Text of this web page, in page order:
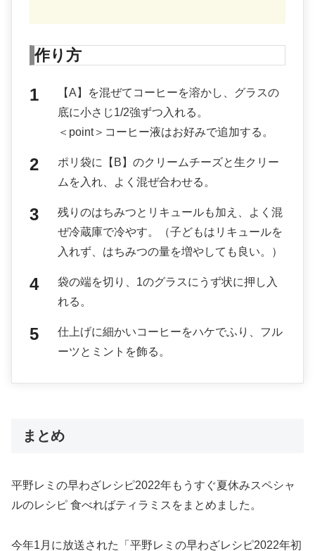
作り方
【A】を混ぜてコーヒーを溶かし、グラスの
底に小さじ1/2強ずつ入れる。
＜point＞コーヒー液はお好みで追加する。
ポリ袋に【B】のクリームチーズと生クリー
ムを入れ、よく混ぜ合わせる。
残りのはちみつとリキュールも加え、よく混
ぜ冷蔵庫で冷やす。（子どもはリキュールを
入れず、はちみつの量を増やしても良い。）
袋の端を切り、1のグラスにうず状に押し入
れる。
仕上げに細かいコーヒーをハケでふり、フル
ーツとミントを飾る。
まとめ
平野レミの早わざレシピ2022年もうすぐ夏休みスペシャ
ルのレシピ 食べればティラミスをまとめました。
今年1月に放送された「平野レミの早わざレシピ2022年初